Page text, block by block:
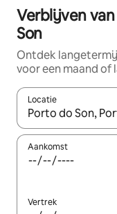
Verblijven
Son
Ontdek
voor een maand of
Locatie
Wanneer er
Aankomst
Vertrek